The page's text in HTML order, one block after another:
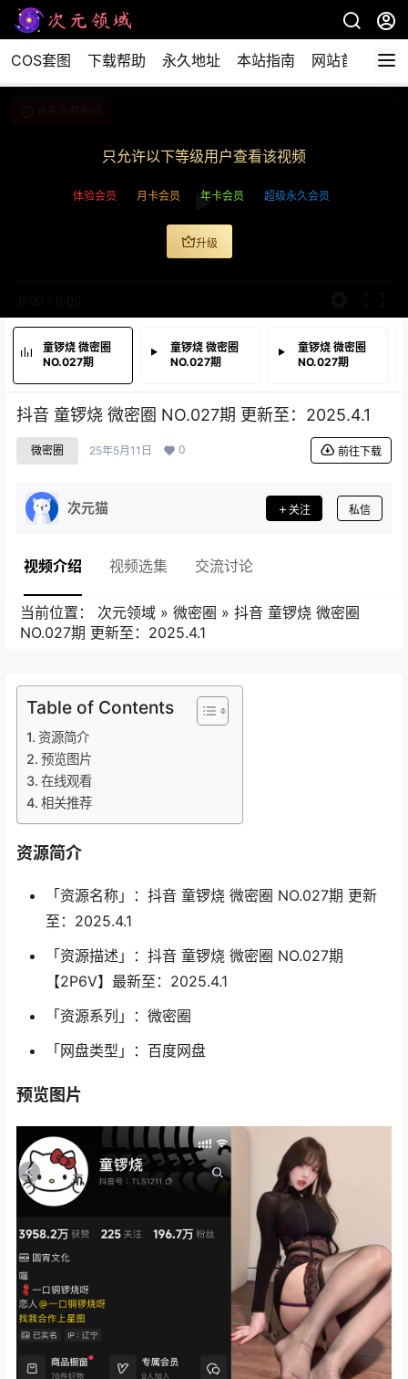
COS套图 下载帮助 永久地址 本站指南 网站首页
只允许以下等级用户查看该视频
体验会员 月卡会员 年卡会员 超级永久会员
升级
童锣烧 微密圈
NO.027期
童锣烧 微密圈
NO.027期
童锣烧 微密圈
NO.027期
抖音 童锣烧 微密圈 NO.027期 更新至：2025.4.1
微密圈 25年5月11日 0 前往下载
次元猫 关注 私信
视频介绍 视频选集 交流讨论
当前位置： 次元领域 » 微密圈 » 抖音 童锣烧 微密圈
NO.027期 更新至：2025.4.1
Table of Contents
资源简介
预览图片
在线观看
相关推荐
资源简介
「资源名称」：抖音 童锣烧 微密圈 NO.027期 更新
至：2025.4.1
「资源描述」：抖音 童锣烧 微密圈 NO.027期
【2P6V】最新至：2025.4.1
「资源系列」：微密圈
「网盘类型」：百度网盘
预览图片